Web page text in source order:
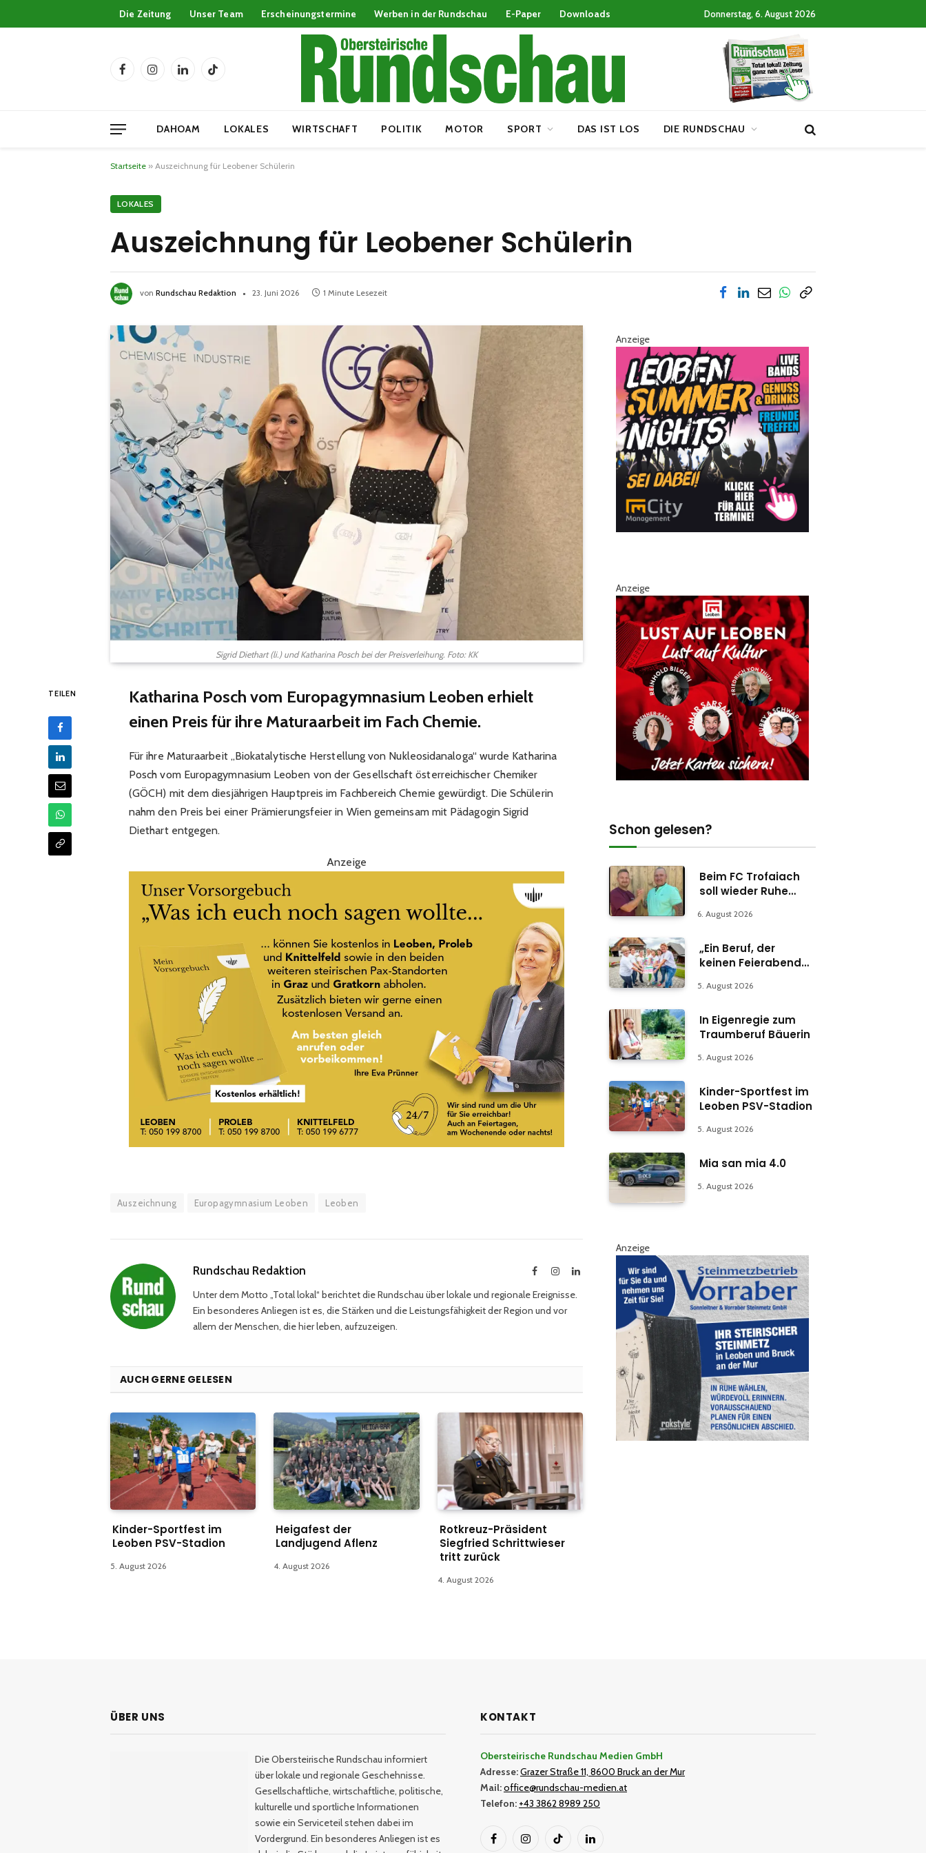
Die Zeitung Unser Team Erscheinungstermine Werben in der Rundschau E-Paper Downloads Donnerstag, 6. August 2026
FacebookInstagramLinkedInTikTok
DAHOAM LOKALES WIRTSCHAFT POLITIK MOTOR SPORT DAS IST LOS DIE RUNDSCHAU
Startseite » Auszeichnung für Leobener Schülerin
LOKALES
Auszeichnung für Leobener Schülerin
von Rundschau Redaktion 23. Juni 2026 1 Minute Lesezeit
Sigrid Diethart (li.) und Katharina Posch bei der Preisverleihung. Foto: KK
TEILEN
Katharina Posch vom Europagymnasium Leoben erhielt
einen Preis für ihre Maturaarbeit im Fach Chemie.
Für ihre Maturaarbeit „Biokatalytische Herstellung von Nukleosidanaloga“ wurde Katharina
Posch vom Europagymnasium Leoben von der Gesellschaft österreichischer Chemiker
(GÖCH) mit dem diesjährigen Hauptpreis im Fachbereich Chemie gewürdigt. Die Schülerin
nahm den Preis bei einer Prämierungsfeier in Wien gemeinsam mit Pädagogin Sigrid
Diethart entgegen.
Anzeige
Auszeichnung Europagymnasium Leoben Leoben
Rundschau Redaktion FacebookInstagramLinkedIn
Unter dem Motto „Total lokal“ berichtet die Rundschau über lokale und regionale Ereignisse.
Ein besonderes Anliegen ist es, die Stärken und die Leistungsfähigkeit der Region und vor
allem der Menschen, die hier leben, aufzuzeigen.
AUCH GERNE GELESEN
Kinder-Sportfest im
Leoben PSV-Stadion
5. August 2026
Heigafest der
Landjugend Aflenz
4. August 2026
Rotkreuz-Präsident
Siegfried Schrittwieser
tritt zurück
4. August 2026
Anzeige
Anzeige
Schon gelesen?
Beim FC Trofaiach
soll wieder Ruhe
6. August 2026
„Ein Beruf, der
keinen Feierabend
5. August 2026
In Eigenregie zum
Traumberuf Bäuerin
5. August 2026
Kinder-Sportfest im
Leoben PSV-Stadion
5. August 2026
Mia san mia 4.0
5. August 2026
Anzeige
ÜBER UNS
Die Obersteirische Rundschau informiert
über lokale und regionale Geschehnisse.
Gesellschaftliche, wirtschaftliche, politische,
kulturelle und sportliche Informationen
sowie ein Serviceteil stehen dabei im
Vordergrund. Ein besonderes Anliegen ist es
KONTAKT
Obersteirische Rundschau Medien GmbH
Adresse:Grazer Straße 11, 8600 Bruck an der Mur
Mail:office@rundschau-medien.at
Telefon: +43 3862 8989 250
FacebookInstagramTikTok LinkedIn